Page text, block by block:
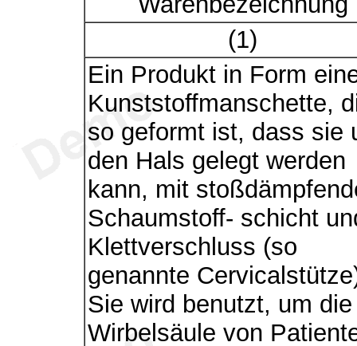
(1)
Ein Produkt in Form
Kunststoffmanschette,
so geformt ist, dass sie
den Hals gelegt werden
kann, mit
Schaumstoff- schicht
Klettverschluss (so
genannte
Sie wird benutzt, um die
Wirbelsäule von